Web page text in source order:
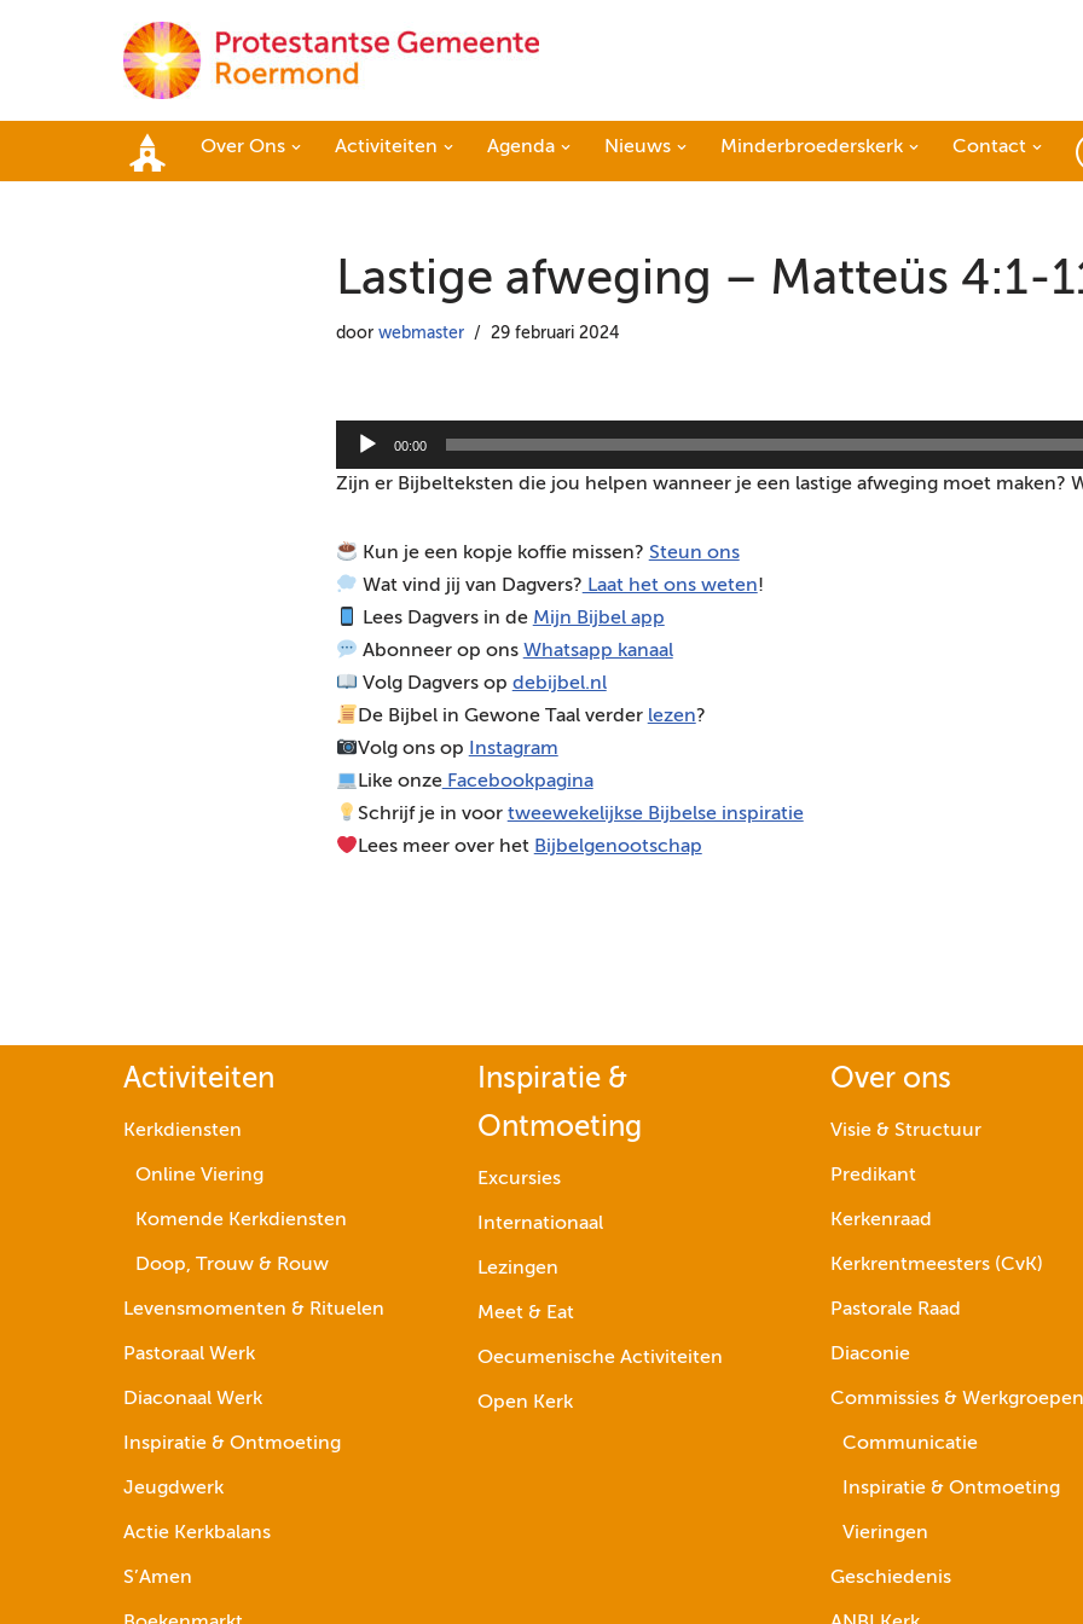
Home
Over Ons Activiteiten Agenda Nieuws Minderbroederskerk
Contact
Lastige afweging – Matteüs 4:1-
door webmaster 29 februari 2024
u
o
s
p
e
e
r
00:00
Zijn er Bijbelteksten die jou helpen wanneer je een lastige afweging moet maken?
Kun je een kopje koffie missen? Steun ons
Wat vind jij van Dagvers? Laat het ons weten!
Lees Dagvers in de Mijn Bijbel app
Abonneer op ons Whatsapp kanaal
Volg Dagvers op debijbel.nl
De Bijbel in Gewone Taal verder lezen?
Volg ons op
Instagram
Like onzeFacebookpagina
Schrijf je in voor tweewekelijkse Bijbelse inspiratie
Lees meer over het Bijbelgenootschap
Activiteiten
Kerkdiensten
Online Viering
Komende Kerkdiensten
Doop, Trouw & Rouw
Levensmomenten & Rituelen
Pastoraal Werk
Diaconaal Werk
Inspiratie & Ontmoeting
Jeugdwerk
Actie Kerkbalans
S’Amen
Inspiratie &
Ontmoeting
Excursies
Internationaal
Lezingen
Meet & Eat
Oecumenische Activiteiten
Open Kerk
Over ons
Visie & Structuur
Predikant
Kerkenraad
Kerkrentmeesters (CvK)
Pastorale Raad
Diaconie
Commissies & Werkgroepen
Communicatie
Inspiratie & Ontmoeting
Vieringen
Geschiedenis